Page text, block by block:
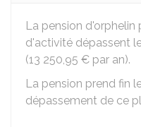
La pension d'orphelin
d'activité dépassent
(13 250,95 € par an).
La pension prend fin
dépassement de ce